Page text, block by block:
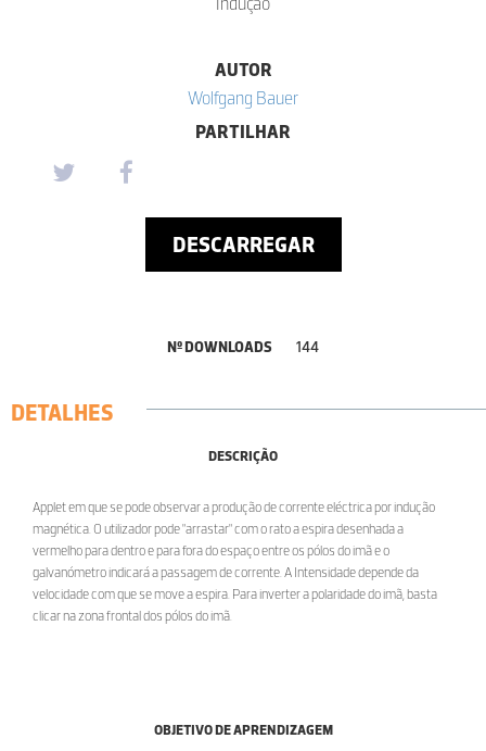
AUTOR
Wolfgang Bauer
PARTILHAR
DESCARREGAR
Nº DOWNLOADS 144
DETALHES
DESCRIÇÃO
Applet em que se pode observar a produção de corrente eléctrica por indução
magnética. O utilizador pode "arrastar" com o rato a espira desenhada a
vermelho para dentro e para fora do espaço entre os pólos do imã e o
galvanómetro indicará a passagem de corrente. A Intensidade depende da
velocidade com que se move a espira. Para inverter a polaridade do imã, basta
clicar na zona frontal dos pólos do imã.
OBJETIVO DE APRENDIZAGEM